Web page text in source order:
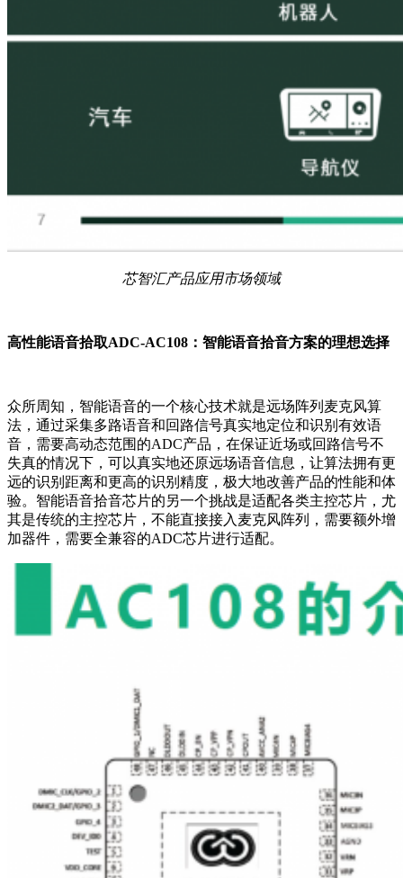
芯智汇产品应用市场领域
高性能语音拾取ADC-AC108 ： 智能语音拾音方案的理想选择
众所周知，智能语音的一个核心技术就是远场阵列麦克风算
法，通过采集多路语音和回路信号真实地定位和识别有效语
音，需要高动态范围的ADC产品，在保证近场或回路信号不
失真的情况下，可以真实地还原远场语音信息，让算法拥有更
远的识别距离和更高的识别精度，极大地改善产品的性能和体
验。智能语音拾音芯片的另一个挑战是适配各类主控芯片，尤
其是传统的主控芯片，不能直接接入麦克风阵列，需要额外增
加器件，需要全兼容的ADC芯片进行适配。